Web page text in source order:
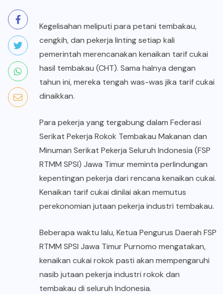
Kegelisahan meliputi para petani tembakau,
cengkih, dan pekerja linting setiap kali
pemerintah merencanakan kenaikan tarif cukai
hasil tembakau (CHT). Sama halnya dengan
tahun ini, mereka tengah was-was jika tarif cukai
dinaikkan.
Para pekerja yang tergabung dalam Federasi
Serikat Pekerja Rokok Tembakau Makanan dan
Minuman Serikat Pekerja Seluruh Indonesia (FSP
RTMM SPSI) Jawa Timur meminta perlindungan
kepentingan pekerja dari rencana kenaikan cukai.
Kenaikan tarif cukai dinilai akan memutus
perekonomian jutaan pekerja industri tembakau.
Beberapa waktu lalu, Ketua Pengurus Daerah FSP
RTMM SPSI Jawa Timur Purnomo mengatakan,
kenaikan cukai rokok pasti akan mempengaruhi
nasib jutaan pekerja industri rokok dan
tembakau di seluruh Indonesia.